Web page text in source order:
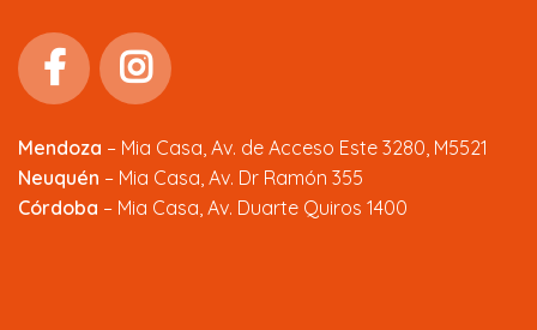
Mendoza – Mia Casa, Av. de Acceso Este 3280, M5521
Neuquén – Mia Casa, Av. Dr Ramón 355
Córdoba – Mia Casa, Av. Duarte Quiros 1400